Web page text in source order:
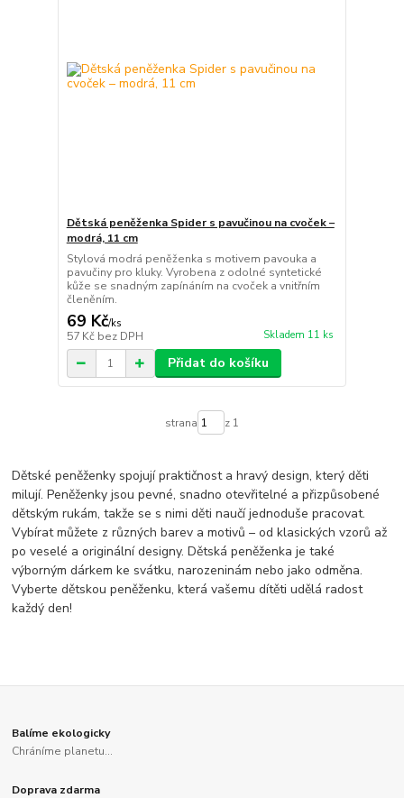
Dětská peněženka Spider s pavučinou na cvoček –
modrá, 11 cm
Stylová modrá peněženka s motivem pavouka a
pavučiny pro kluky. Vyrobena z odolné syntetické
kůže se snadným zapínáním na cvoček a vnitřním
členěním.
69 Kč/ks
57 Kč bez DPH Skladem 11 ks
Přidat do košíku
strana z 1
Dětské peněženky spojují praktičnost a hravý design, který děti
milují. Peněženky jsou pevné, snadno otevřitelné a přizpůsobené
dětským rukám, takže se s nimi děti naučí jednoduše pracovat.
Vybírat můžete z různých barev a motivů – od klasických vzorů až
po veselé a originální designy. Dětská peněženka je také
výborným dárkem ke svátku, narozeninám nebo jako odměna.
Vyberte dětskou peněženku, která vašemu dítěti udělá radost
každý den!
Balíme ekologicky
Chráníme planetu...
Doprava zdarma